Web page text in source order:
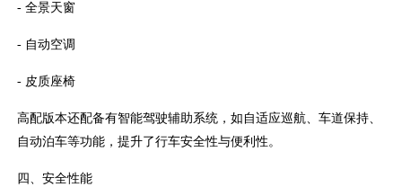
- 全景天窗
- 自动空调
- 皮质座椅
高配版本还配备有智能驾驶辅助系统，如自适应巡航、车道保持、
自动泊车等功能，提升了行车安全性与便利性。
四、安全性能